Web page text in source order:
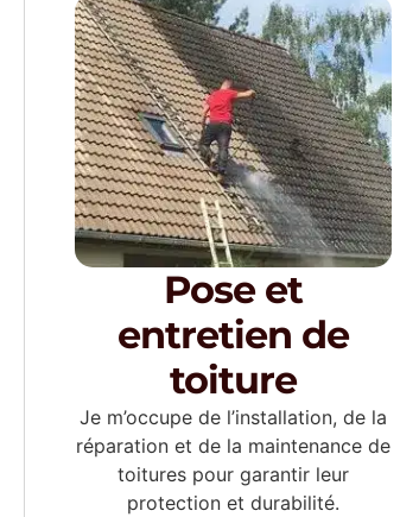
Pose et
entretien de
toiture
Je m’occupe de l’installation, de la
réparation et de la maintenance de
toitures pour garantir leur
protection et durabilité.